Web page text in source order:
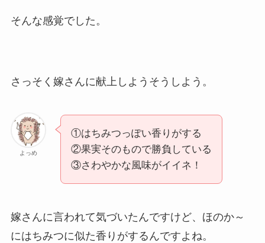
そんな感覚でした。
さっそく嫁さんに献上しようそうしよう。
よっめ
①はちみつっぽい香りがする
②果実そのもので勝負している
③さわやかな風味がイイネ！
嫁さんに言われて気づいたんですけど、ほのか～
にはちみつに似た香りがするんですよね。